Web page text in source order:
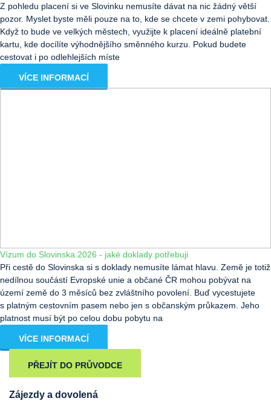
Z pohledu placení si ve Slovinku nemusíte dávat na nic žádný větší
pozor. Myslet byste měli pouze na to, kde se chcete v zemi pohybovat.
Když to bude ve velkých městech, využijte k placení ideálně platební
kartu, kde docílíte výhodnějšího směnného kurzu. Pokud budete
cestovat i po odlehlejších míste
VÍCE INFORMACÍ
Vízum do Slovinska 2026 - jaké doklady potřebuji
Při cestě do Slovinska si s doklady nemusíte lámat hlavu. Země je totiž
nedílnou součástí Evropské unie a občané ČR mohou pobývat na
území země do 3 měsíců bez zvláštního povolení. Buď vycestujete
s platným cestovním pasem nebo jen s občanským průkazem. Jeho
platnost musí být po celou dobu pobytu na
VÍCE INFORMACÍ
PŘEJÍT DO PRŮVODCE
Zájezdy a dovolená